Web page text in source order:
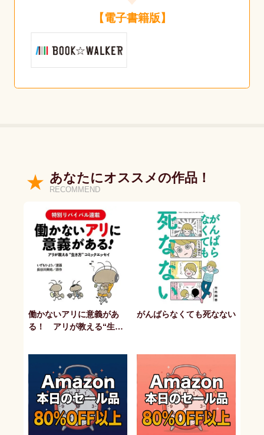
【電子書籍版】
あなたにオススメの作品！
RECOMMEND
働かないアリに意義があ
る！ アリが教える“生き
がんばらなくても死なない